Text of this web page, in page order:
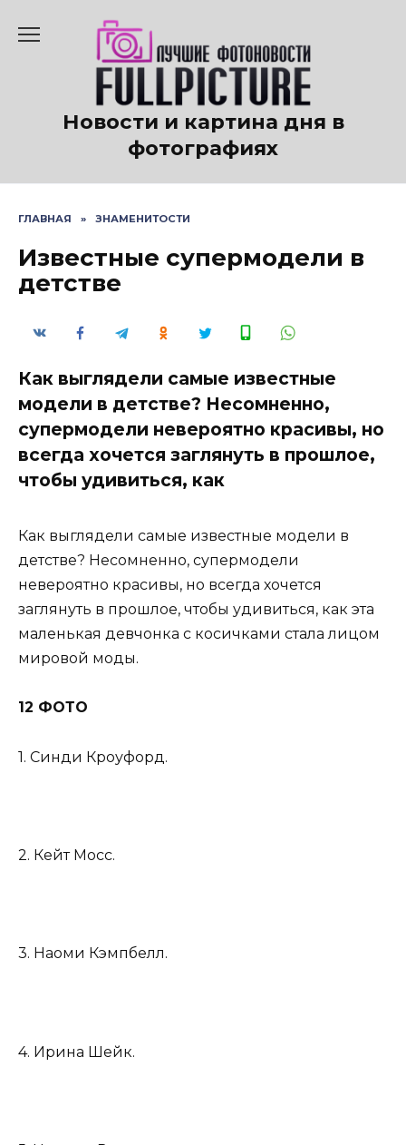
содержанию
Новости и картина дня в
фотографиях
ГЛАВНАЯ » ЗНАМЕНИТОСТИ
Известные супермодели в
детстве
Как выглядели самые известные
модели в детстве? Несомненно,
супермодели невероятно красивы, но
всегда хочется заглянуть в прошлое,
чтобы удивиться, как
Как выглядели самые известные модели в
детстве? Несомненно, супермодели
невероятно красивы, но всегда хочется
заглянуть в прошлое, чтобы удивиться, как эта
маленькая девчонка с косичками стала лицом
мировой моды.
12 ФОТО
1. Синди Кроуфорд.
2. Кейт Мосс.
3. Наоми Кэмпбелл.
4. Ирина Шейк.